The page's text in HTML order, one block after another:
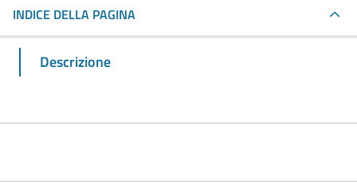
INDICE DELLA PAGINA
Descrizione